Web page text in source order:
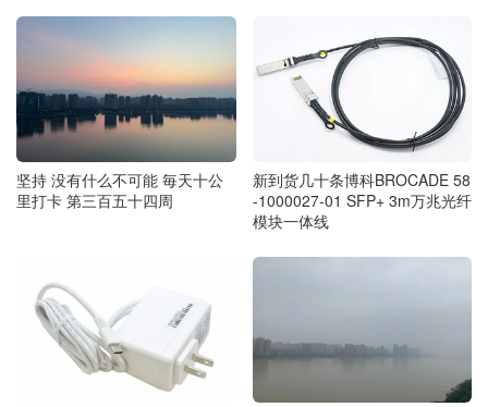
坚持 没有什么不可能 毎天十公
里打卡 第三百五十四周
新到货几十条博科BROCADE 58
-1000027-01 SFP+ 3m万兆光纤
模块一体线